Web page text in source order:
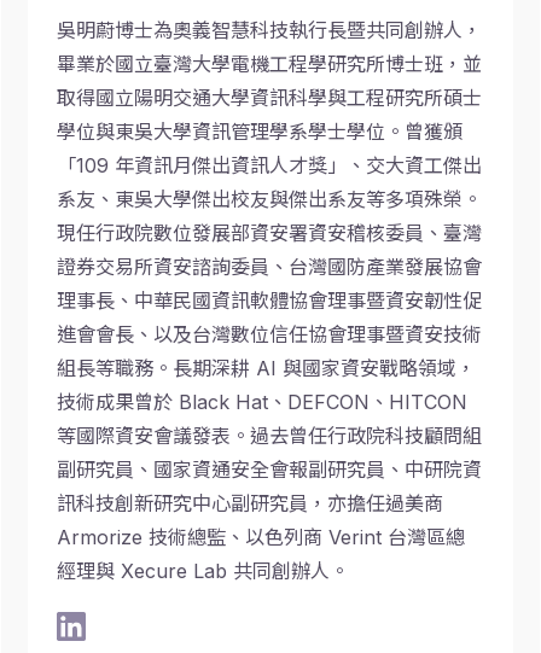
吳明蔚博士為奧義智慧科技執行長暨共同創辦人，
畢業於國立臺灣大學電機工程學研究所博士班，並
取得國立陽明交通大學資訊科學與工程研究所碩士
學位與東吳大學資訊管理學系學士學位。曾獲頒
「109 年資訊月傑出資訊人才獎」、交大資工傑出
系友、東吳大學傑出校友與傑出系友等多項殊榮。
現任行政院數位發展部資安署資安稽核委員、臺灣
證券交易所資安諮詢委員、台灣國防產業發展協會
理事長、中華民國資訊軟體協會理事暨資安韌性促
進會會長、以及台灣數位信任協會理事暨資安技術
組長等職務。長期深耕 AI 與國家資安戰略領域，
技術成果曾於 Black Hat、DEFCON、HITCON
等國際資安會議發表。過去曾任行政院科技顧問組
副研究員、國家資通安全會報副研究員、中研院資
訊科技創新研究中心副研究員，亦擔任過美商
Armorize 技術總監、以色列商 Verint 台灣區總
經理與 Xecure Lab 共同創辦人。